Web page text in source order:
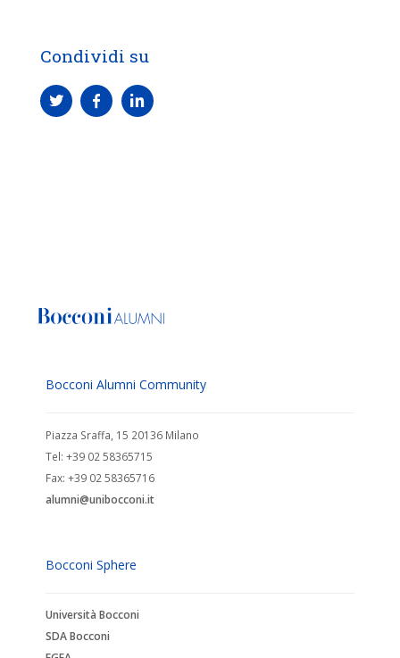
Condividi su
Bocconi Alumni Community
Piazza Sraffa, 15 20136 Milano
Tel: +39 02 58365715
Fax: +39 02 58365716
alumni@unibocconi.it
Bocconi Sphere
Università Bocconi
SDA Bocconi